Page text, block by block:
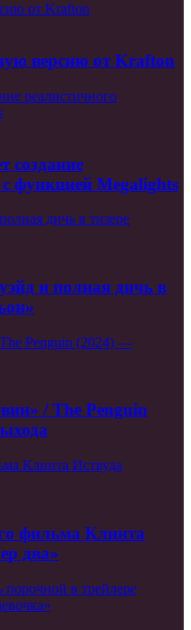
от Krafton
версию от Krafton
реалистичного
создание
функцией Megalights
дичь в тизере
и полная дичь в
Penguin (2024) —
/ The Penguin
Клинта Иствуда
фильма Клинта
два»
в трейлере